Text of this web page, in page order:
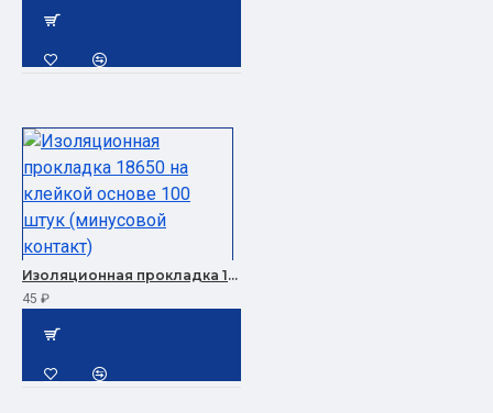
Изоляционная прокладка 18650 на клейкой основе 100 штук (минусовой контакт)
45 ₽